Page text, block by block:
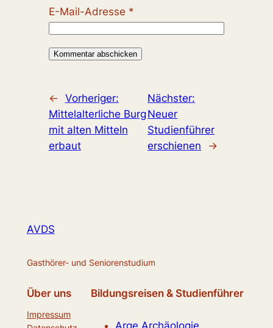
E-Mail-Adresse *
← Vorheriger:
Mittelalterliche Burg
mit alten Mitteln
erbaut
Nächster:
Neuer
Studienführer
erschienen
→
AVDS
Gasthörer- und Seniorenstudium
Über uns
Impressum
Bildungsreisen & Studienführer